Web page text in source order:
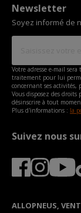
Newsletter
Soyez informé de
Votre adresse e-mail
traitement pour lui
concernant ses activités,
Vous disposez des
désinscrire à tout
Plus d'informations : la
Suivez nous
ALLOPNEUS,